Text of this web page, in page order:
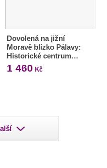
Dovolená na jižní
Moravě blízko Pálavy:
Historické centrum…
1 460 Kč